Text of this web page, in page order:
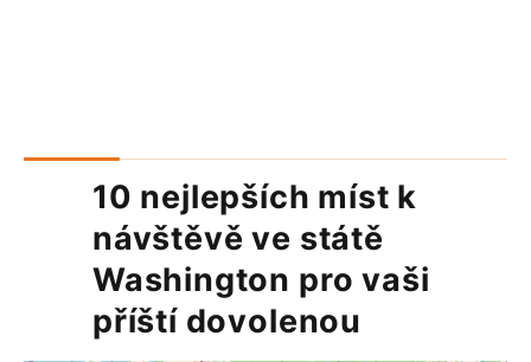
10 nejlepších míst k
návštěvě ve státě
Washington pro vaši
příští dovolenou